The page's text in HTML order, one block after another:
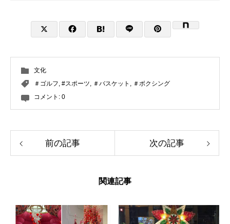
文化
＃ゴルフ #スポーツ ＃バスケット
＃ボクシング
コメント: 0
前の記事 次の記事
関連記事